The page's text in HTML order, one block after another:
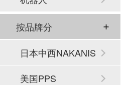
按品牌分
日本中西NAKANIS
HI
美国PPS